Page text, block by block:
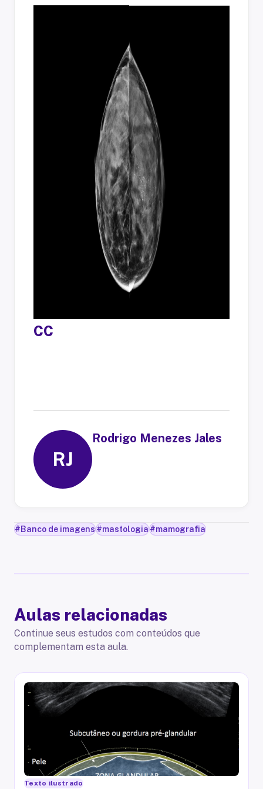
CC
RJ
Rodrigo Menezes Jales
#Banco de imagens#mastologia#mamografia
Aulas relacionadas
Continue seus estudos com conteúdos que
complementam esta aula.
Texto ilustrado